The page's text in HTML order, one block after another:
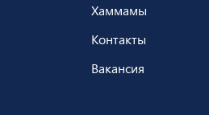
Хаммамы
Контакты
Вакансия